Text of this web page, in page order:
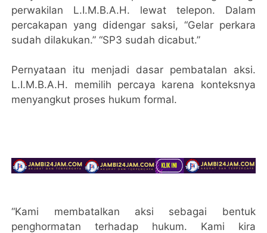
perwakilan L.I.M.B.A.H. lewat telepon. Dalam
percakapan yang didengar saksi, “Gelar perkara
sudah dilakukan.” “SP3 sudah dicabut.”
Pernyataan itu menjadi dasar pembatalan aksi.
L.I.M.B.A.H. memilih percaya karena konteksnya
menyangkut proses hukum formal.
“Kami membatalkan aksi sebagai bentuk
penghormatan terhadap hukum. Kami kira